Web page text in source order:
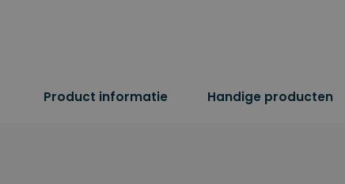
Product informatie Handige producten